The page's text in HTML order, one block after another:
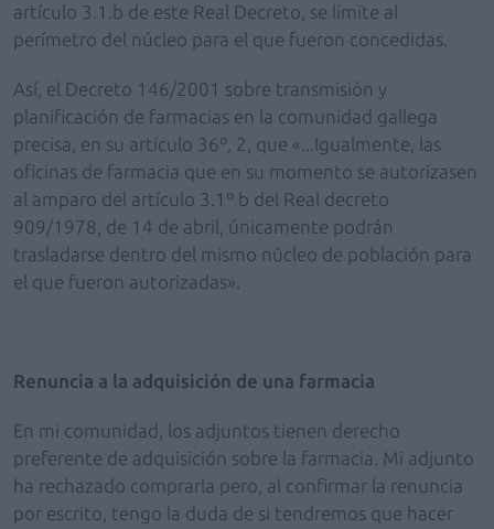
artículo 3.1.b de este Real Decreto, se limite al
perímetro del núcleo para el que fueron concedidas.
Así, el Decreto 146/2001 sobre transmisión y
planificación de farmacias en la comunidad gallega
precisa, en su artículo 36º, 2, que «...Igualmente, las
oficinas de farmacia que en su momento se autorizasen
al amparo del artículo 3.1º b del Real decreto
909/1978, de 14 de abril, únicamente podrán
trasladarse dentro del mismo núcleo de población para
el que fueron autorizadas».
Renuncia a la adquisición de una farmacia
En mi comunidad, los adjuntos tienen derecho
preferente de adquisición sobre la farmacia. Mi adjunto
ha rechazado comprarla pero, al confirmar la renuncia
por escrito, tengo la duda de si tendremos que hacer